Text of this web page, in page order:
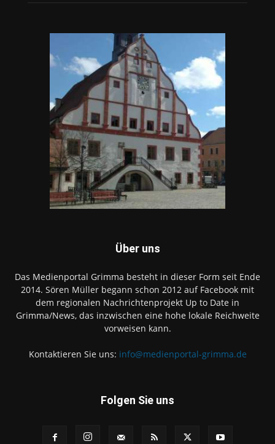
Über uns
Das Medienportal Grimma besteht in dieser Form seit Ende
2014. Sören Müller begann schon 2012 auf Facebook mit
dem regionalen Nachrichtenprojekt Up to Date in
Grimma/News, das inzwischen eine hohe lokale Reichweite
vorweisen kann.
Kontaktieren Sie uns: info@medienportal-grimma.de
Folgen Sie uns